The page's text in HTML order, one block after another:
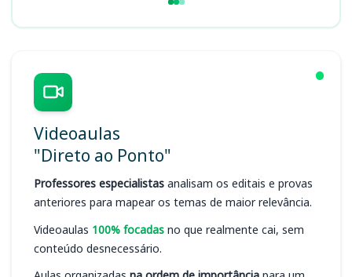
Videoaulas
"Direto ao Ponto"
Professores especialistas analisam os editais e provas
anteriores para mapear os temas de maior relevância.
Videoaulas 100% focadas no que realmente cai, sem
conteúdo desnecessário.